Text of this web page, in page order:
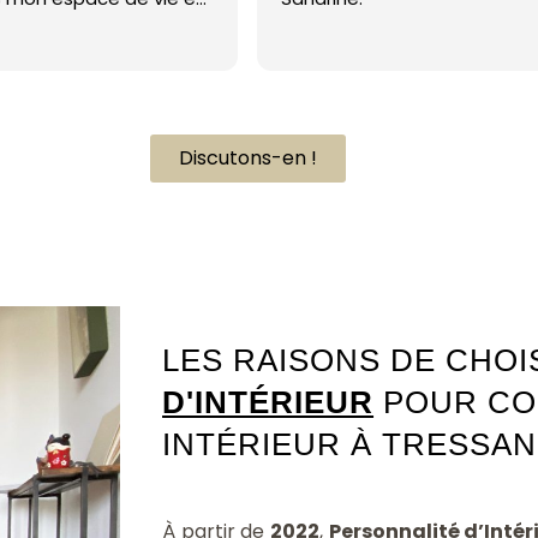
Sa
du détail
unique et
merci
rêves de
! 5 étoiles
ma
Discutons-en !
LES RAISONS DE
D'INTÉRIEUR POUR
INTÉRIEUR À
À partir de 2022, Personnalité